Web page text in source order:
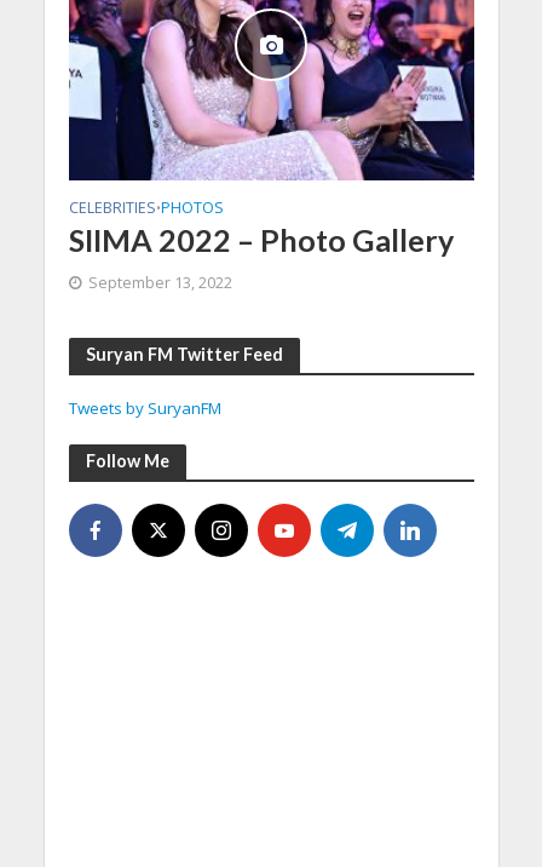
CELEBRITIES•PHOTOS
SIIMA 2022 – Photo Gallery
September 13, 2022
Suryan FM Twitter Feed
Tweets by SuryanFM
Follow Me